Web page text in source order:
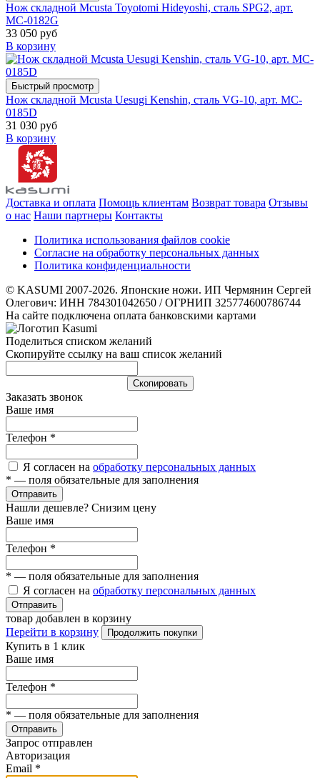
Нож складной Mcusta Toyotomi Hideyoshi, сталь SPG2, арт.
MC-0182G
33 050 руб
В корзину
Быстрый просмотр
Нож складной Mcusta Uesugi Kenshin, сталь VG-10, арт. MC-
0185D
31 030 руб
В корзину
Доставка и оплата Помощь клиентам Возврат товара Отзывы
о нас Наши партнеры Контакты
Политика использования файлов cookie
Согласие на обработку персональных данных
Политика конфиденциальности
© KASUMI 2007-2026. Японские ножи. ИП Чермянин Сергей
Олегович: ИНН 784301042650 / ОГРНИП 325774600786744
На сайте подключена оплата банковскими картами
Поделиться списком желаний
Скопируйте ссылку на ваш список желаний
Cкопировать
Заказать звонок
Ваше имя
Телефон *
Я согласен на обработку персональных данных
* — поля обязательные для заполнения
Отправить
Нашли дешевле? Снизим цену
Ваше имя
Телефон *
* — поля обязательные для заполнения
Я согласен на обработку персональных данных
Отправить
товар добавлен в корзину
Перейти в корзину
Продолжить покупки
Купить в 1 клик
Ваше имя
Телефон *
* — поля обязательные для заполнения
Отправить
Запрос отправлен
Авторизация
Email *